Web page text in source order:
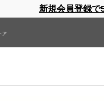
新規会員登録で
ブランドサイト
スリーピングマット バッ